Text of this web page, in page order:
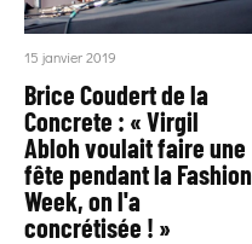
15 janvier 2019
Brice Coudert de la
Concrete : « Virgil
Abloh voulait faire une
fête pendant la Fashion
Week, on l'a
concrétisée ! »